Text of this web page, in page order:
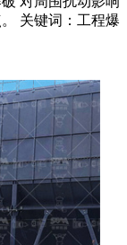
关键词：工程爆